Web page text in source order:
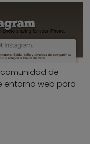
de
entorno web para